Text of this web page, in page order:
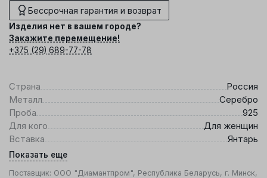
Бессрочная гарантия и возврат
Изделия нет в вашем городе?
Закажите перемещение!
+375 (29) 689-77-78
Страна
Россия
Металл
Серебро
Проба
925
Для кого
Для женщин
Вставка
Янтарь
Показать еще
Поставщик: ООО "Диамантпром", Республика Беларусь, г. Минск,